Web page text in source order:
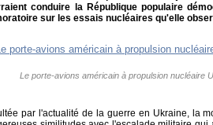
conduire la République populaire
sur les essais nucléaires qu'elle
Le porte-avions américain à propulsion nucléaire
par l'actualité de la guerre en Ukraine, la